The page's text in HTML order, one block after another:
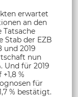
erwartet
an den
Tatsache
Stab der EZB
und 2019
nun
Und für 2019
%
für
% bestätigt.